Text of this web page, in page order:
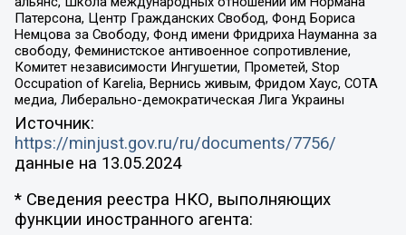
Патерсона, Центр Гражданских Свобод, Фонд Бориса
Немцова за Свободу, Фонд имени Фридриха Науманна за
свободу, Феминистское антивоенное сопротивление,
Комитет независимости Ингушетии, Прометей, Stop
Occupation of Karelia, Вернись живым, Фридом Хаус, СОТА
медиа, Либерально-демократическая Лига Украины
Источник:
https://minjust.gov.ru/ru/documents/7756/
данные на 13.05.2024
* Сведения реестра НКО, выполняющих
функции иностранного агента: